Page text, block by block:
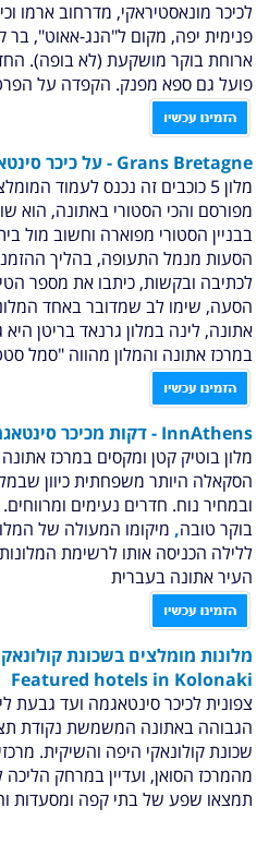
לכיכר מונאסטיראקי, מדרחוב ארמו
פנימית יפה, מקום ל"הנג-אאוט", בר
ארוחת בוקר מושקעת (לא בופה).
פועל גם ספא מפנק. הקפדה על
Grans Bretagne
-על כיכר
מלון 5 כוכבים זה נכנס לעמוד
מפורסם והכי הסטורי באתונה, הוא
בבניין הסטורי מפוארה וחשוב מול
הסעות מנמל התעופה, בהליך
לכתיבה ובקשות, כיתבו את מספר
הסעה, שימו לב שמדובר באחד
אתונה, לינה במלון גרנאד בריטן
במרכז אתונה והמלון מהווה "סמל
InnAthens - דקות מכיכר
מלון בוטיק קטן ומקסים במרכז
הסקאלה היותר משפחתית כיוון
ובמחיר נוח. חדרים נעימים
בוקר טובה, מיקומו המעולה של
ללילה הכניסה אותו לרשימת
העיר אתונה בעברית
מלונות מומלצים בשכונת
Featured hotels in Kolonaki
צפונית לכיכר סינטאגמה ועד גבעת
הגבוהה באתונה המשמשת נקודת
שכונת קולונאקי היפה והשיקית.
מהמרכז הסואן, ועדיין במרחק
תמצאו שפע של בתי קפה ומסעדות